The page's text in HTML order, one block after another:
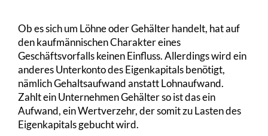
Ob es sich um Löhne oder Gehälter handelt, hat auf
den kaufmännischen Charakter eines
Geschäftsvorfalls keinen Einfluss. Allerdings wird ein
anderes Unterkonto des Eigenkapitals benötigt,
nämlich Gehaltsaufwand anstatt Lohnaufwand.
Zahlt ein Unternehmen Gehälter so ist das ein
Aufwand, ein Wertverzehr, der somit zu Lasten des
Eigenkapitals gebucht wird.